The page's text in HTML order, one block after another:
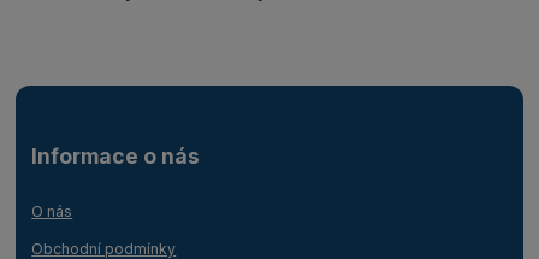
Informace o nás
O nás
Obchodní podmínky